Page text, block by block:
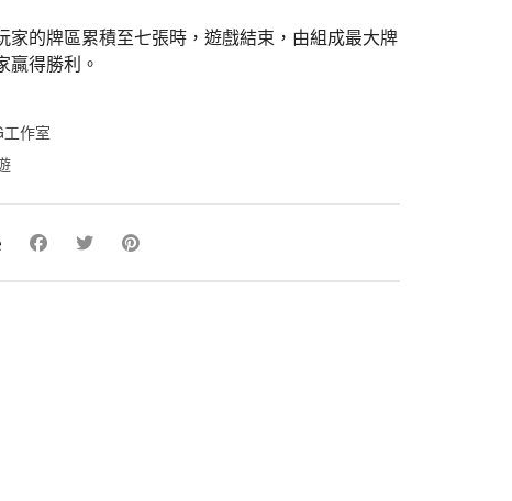
家的牌區累積至七張時，遊戲結束，由組成最大牌
贏得勝利。
作室